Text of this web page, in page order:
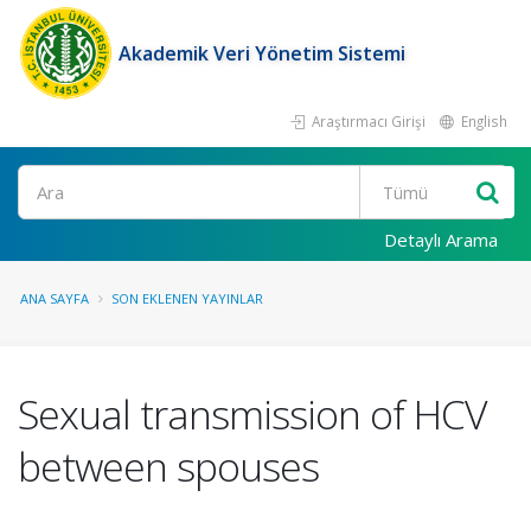
Akademik Veri Yönetim Sistemi
Araştırmacı Girişi English
Ara
Detaylı Arama
ANA SAYFA SON EKLENEN YAYINLAR
Sexual transmission of HCV
between spouses